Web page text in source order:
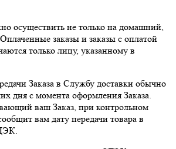
осуществить не только на домашний,
заказы и заказы с оплатой
только лицу, указанному в
Заказа в Службу доставки обычно
дня с момента оформления Заказа.
ваш Заказ, при контрольном
вам дату передачи товара в